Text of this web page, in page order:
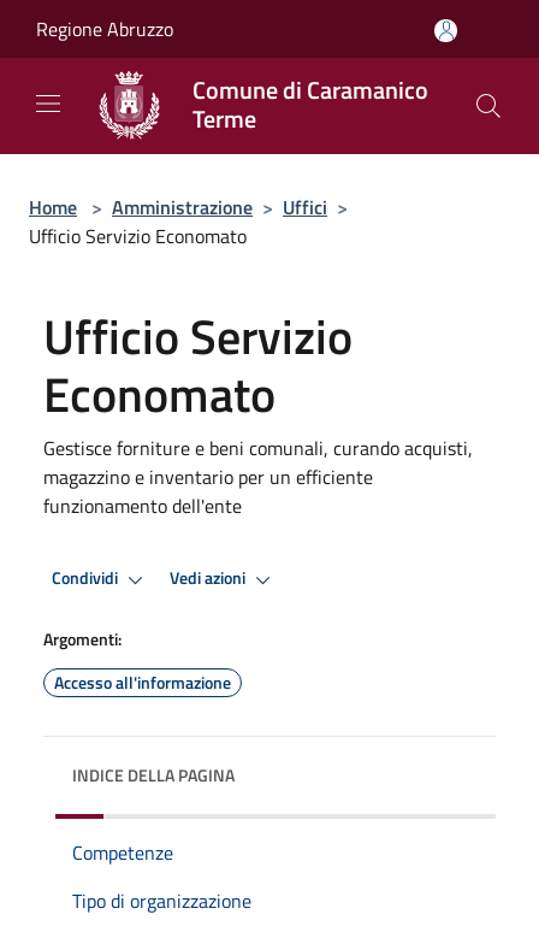
Regione Abruzzo
Comune di Caramanico
Terme
Home > Amministrazione > Uffici >
Ufficio Servizio Economato
Ufficio Servizio
Economato
Gestisce forniture e beni comunali, curando acquisti,
magazzino e inventario per un efficiente
funzionamento dell'ente
Condividi Vedi azioni
Argomenti:
Accesso all'informazione
INDICE DELLA PAGINA
Competenze
Tipo di organizzazione